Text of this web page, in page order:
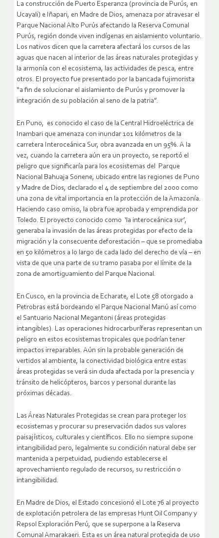
La construcción de Puerto Esperanza (provincia de Purús, en
Ucayali) e Iñapari, en Madre de Dios, amenaza por atravesar el
Parque Nacional Alto Purús afectando la Reserva Comunal
Purús, región donde viven indígenas en aislamiento voluntario.
Los nativos dicen que la carretera afectará los cursos de las
aguas que nacen al interior de las áreas naturales protegidas y
la armonía con el ecosistema, las actividades de pesca, entre
otros. El proyecto fue presentado por la bancada fujimorista
“a fin de solucionar el aislamiento de Purús y promover la
integración de su población al seno de la patria”.
En Puno, es conocido el caso de la Central Hidroeléctrica de
Inambari que amenaza con inundar 101 kilómetros de la
carretera Interoceánica Sur, obra avanzada en un 95%. A la
vez, cuando la carretera aún era un proyecto, se reportó el
peligro que significaría para los ecosistemas del Parque
Nacional Bahuaja Sonene, ubicado entre las regiones de Puno
y Madre de Dios, declarado el 4 de septiembre del 2000 como
una zona de vital importancia en la protección de la Amazonía.
Haciendo caso omiso, la obra fue aprobada y emprendida por
Toledo. El proyecto conocido como ‘la interoceánica sur’,
generaba la invasión de las áreas protegidas por efecto de la
migración y la consecuente deforestación – que se promediaba
en 50 kilómetros a lo largo de cada lado del derecho de vía – en
vista de que una parte de su tramo pasaba por el límite de la
zona de amortiguamiento del Parque Nacional.
En Cusco, en la provincia de Echarate, el Lote 58 otorgado a
Petrobras está bordeando el Parque Nacional Manú así como
el Santuario Nacional Megantoni (áreas protegidas
intangibles). Las operaciones hidrocarburíferas representan un
peligro en estos ecosistemas tropicales que podrían tener
impactos irreparables. Aún sin la probable generación de
vertidos al ambiente, la conectividad biológica entre estas
áreas protegidas se verá sin duda afectada por la presencia y
tránsito de helicópteros, barcos y personal durante las
próximas décadas.
Las Áreas Naturales Protegidas se crean para proteger los
ecosistemas y procurar su preservación dados sus valores
paisajísticos, culturales y científicos. Ello no siempre supone
intangibilidad pero, legalmente su condición natural debe ser
mantenida a perpetuidad, pudiendo establecerse el
aprovechamiento regulado de recursos, su restricción o
intangibilidad.
En Madre de Dios, el Estado concesionó el Lote 76 al proyecto
de explotación petrolera de las empresas Hunt Oil Company y
Repsol Exploración Perú, que se superpone a la Reserva
Comunal Amarakaeri. Esta es un área natural protegida de uso